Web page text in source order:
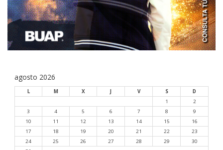
agosto 2026
L M X V S
D
1
2
3
4 5 6 7 8
9
10
11 12 13 14 15
16
17
18 19 20 21 22
23
24
25 26 27 28 29
30